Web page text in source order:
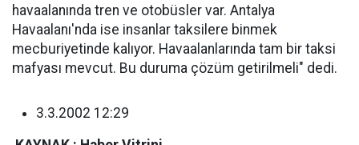
havaalanında tren ve otobüsler var. Antalya
Havaalanı'nda ise insanlar taksilere binmek
mecburiyetinde kalıyor. Havaalanlarında tam bir taksi
mafyası mevcut. Bu duruma çözüm getirilmeli" dedi.
3.3.2002 12:29